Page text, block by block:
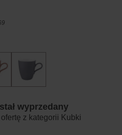
wyprzedany
z kategorii Kubki